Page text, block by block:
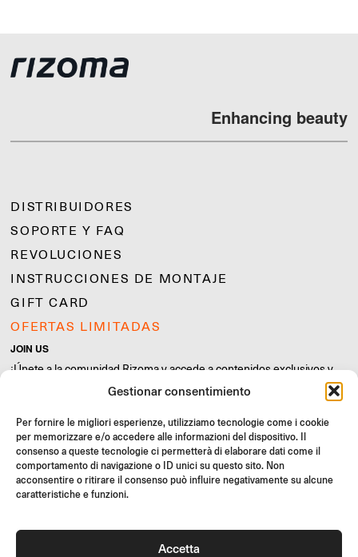
Gestionar consentimiento
Per fornire le migliori esperienze, utilizziamo tecnologie come i cookie
per memorizzare e/o accedere alle informazioni del dispositivo. Il
consenso a queste tecnologie ci permetterà di elaborare dati come il
comportamento di navigazione o ID unici su questo sito. Non
acconsentire o ritirare il consenso può influire negativamente su alcune
caratteristiche e funzioni.
Accetta
Enhancing beauty
DISTRIBUIDORES
SOPORTE Y FAQ
REVOLUCIONES
INSTRUCCIONES DE MONTAJE
GIFT CARD
OFERTAS LIMITADAS
JOIN US
¡Únete a la comunidad Rizoma y accede a contenidos exclusivos y
Inscríbete
Cookie Policy
Política de privacidad
©2026 Rizoma Srl - Todos los derechos reservados | PI